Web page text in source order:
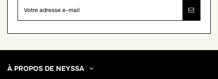
À PROPOS DE NEYSSA